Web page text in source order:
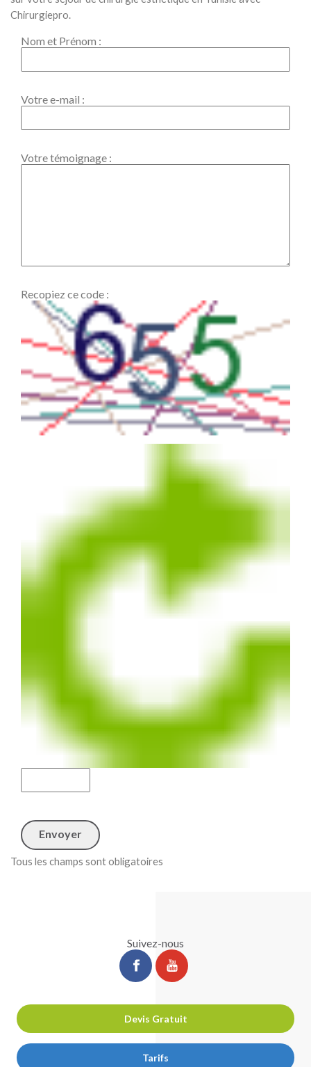
Chirurgiepro.
Nom et Prénom :
Votre e-mail :
Votre témoignage :
Recopiez ce code :
Tous les champs sont obligatoires
Suivez-nous
ChirurgiePro
sur
ChirurgiePro
sur
Devis Gratuit
Tarifs